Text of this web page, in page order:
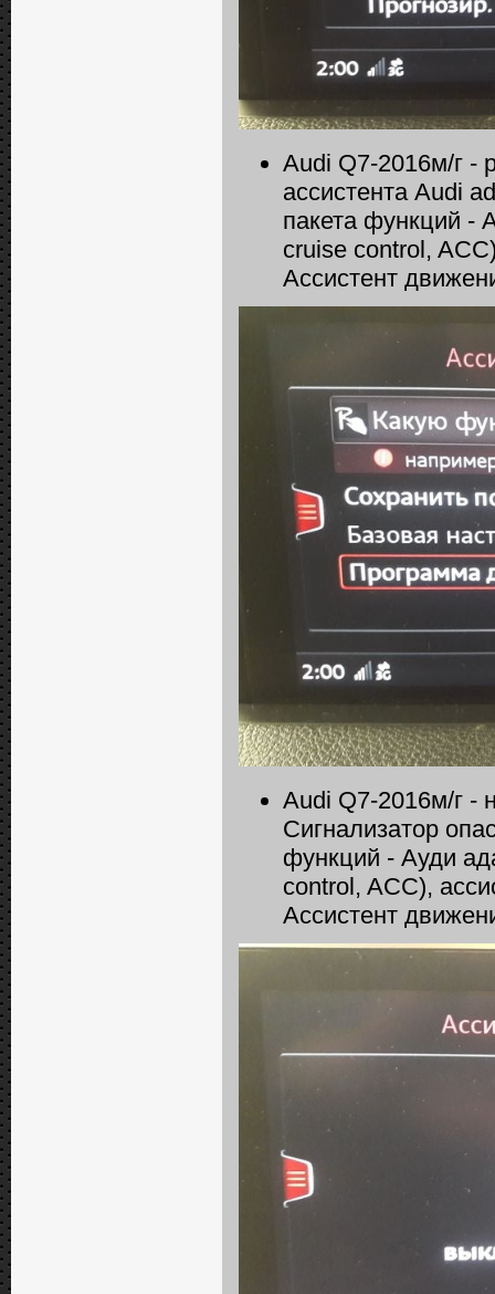
Audi Q7-2016м/г -
ассистента Audi
пакета функций -
сruise сontrol,
Ассистент
Audi Q7-2016м/г -
Сигнализатор
функций - Ауди
сontrol, ACC),
Ассистент